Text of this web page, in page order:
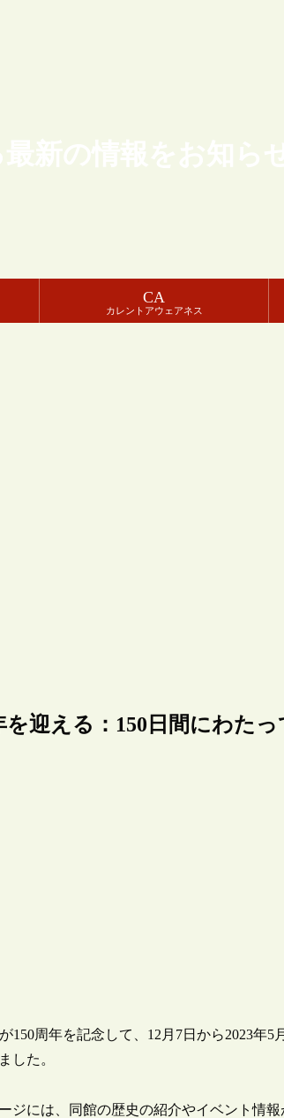
新の情報をお知
CA
カレントアウェアネス
迎える：150日間にわたっ
周年を記念して、12月7日から2023年5
した。
ジには、同館の歴史の紹介やイベント情報